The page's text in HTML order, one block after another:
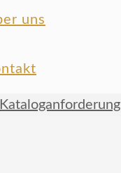
uns
Kataloganforderung